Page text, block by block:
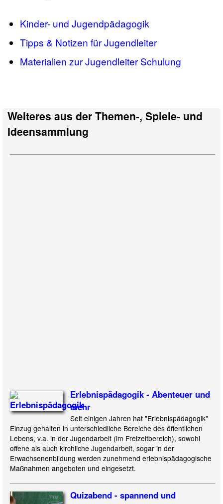
Kinder- und Jugendpädagogik
Tipps & Notizen für Jugendleiter
Materialien zur Jugendleiter Schulung
Weiteres aus der Themen-, Spiele- und
Ideensammlung
Erlebnispädagogik - Abenteuer und
mehr
Seit einigen Jahren hat "Erlebnispädagogik"
Einzug gehalten in unterschiedliche Bereiche des öffentlichen
Lebens, v.a. in der Jugendarbeit (im Freizeitbereich), sowohl
offene als auch kirchliche Jugendarbeit, sogar in der
Erwachsenenbildung werden zunehmend erlebnispädagogische
Maßnahmen angeboten und eingesetzt.
Quizabend - spannend und